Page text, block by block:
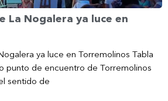
La Nogalera ya luce en
ya luce en Torremolinos Tabla
punto de encuentro de Torremolinos
sentido de